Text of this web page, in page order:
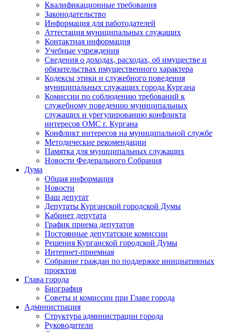
Квалификационные требования
Законодательство
Информация для работодателей
Аттестация муниципальных служащих
Контактная информация
Учебные учреждения
Сведения о доходах, расходах, об имуществе и
обязательствах имущественного характера
Кодексы этики и служебного поведения
муниципальных служащих города Кургана
Комиссии по соблюдению требований к
служебному поведению муниципальных
служащих и урегулированию конфликта
интересов ОМС г. Кургана
Конфликт интересов на муниципальной службе
Методические рекомендации
Памятка для муниципальных служащих
Новости Федерального Cобрания
Дума
Общая информация
Новости
Ваш депутат
Депутаты Курганской городской Думы
Кабинет депутата
График приема депутатов
Постоянные депутатские комиссии
Решения Курганской городской Думы
Интернет-приемная
Собрание граждан по поддержке инициативных
проектов
Глава города
Биография
Советы и комиссии при Главе города
Администрация
Структура администрации города
Руководители